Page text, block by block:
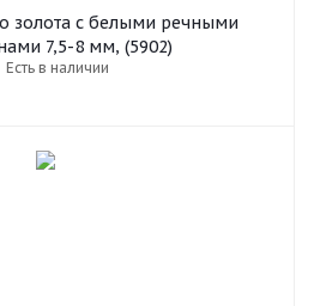
золота с белыми речными
7,5-8 мм, (5902)
Есть в наличии